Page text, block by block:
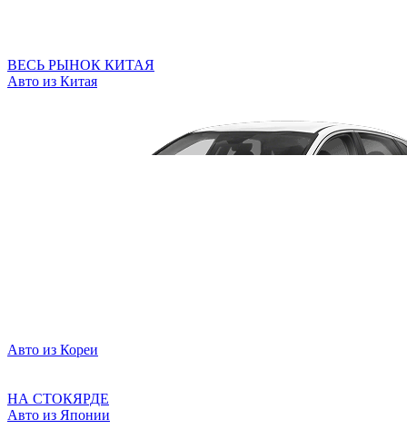
ВЕСЬ РЫНОК КИТАЯ
Авто из Китая
Авто из Кореи
НА СТОКЯРДЕ
Авто из Японии